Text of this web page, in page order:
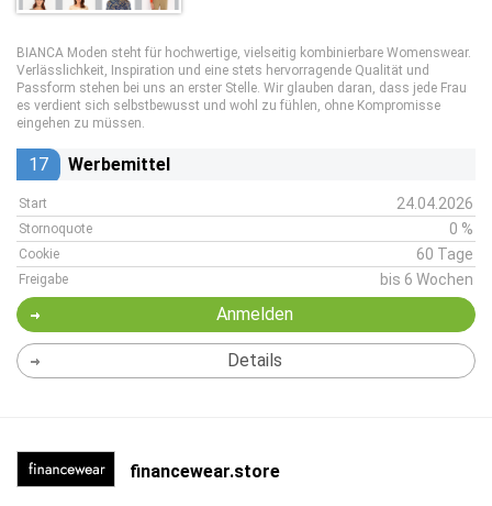
BIANCA Moden steht für hochwertige, vielseitig kombinierbare Womenswear.
Verlässlichkeit, Inspiration und eine stets hervorragende Qualität und
Passform stehen bei uns an erster Stelle. Wir glauben daran, dass jede Frau
es verdient sich selbstbewusst und wohl zu fühlen, ohne Kompromisse
eingehen zu müssen.
17 Werbemittel
Start 24.04.2026
Stornoquote 0 %
Cookie 60 Tage
Freigabe bis 6 Wochen
Anmelden
Details
financewear.store